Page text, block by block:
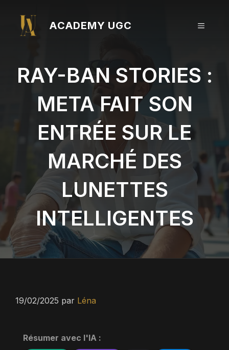
contenu
ACADEMY UGC MENU
RAY-BAN STORIES :
META FAIT SON
ENTRÉE SUR LE
MARCHÉ DES
LUNETTES
INTELLIGENTES
19/02/2025 par Léna
Résumer avec l'IA :